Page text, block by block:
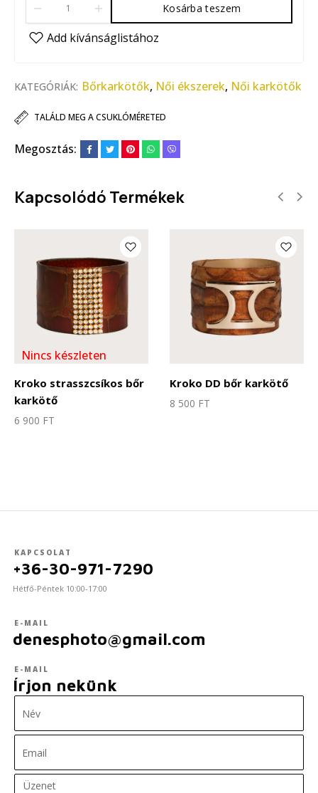
Kosárba teszem
KATEGÓRIÁK: Bőrkarkötők, Női ékszerek, Női karkötők
TALÁLD MEG A CSUKLÓMÉRETED
Megosztás:
Kapcsolódó Termékek
Nincs készleten
Kroko strasszcsíkos bőr
karkötő
6 900 FT
Kroko DD bőr karkötő
8 500 FT
KAPCSOLAT
+36-30-971-7290
Hétfő-Péntek 10:00-17:00
E-MAIL
denesphoto@gmail.com
E-MAIL
Írjon nekünk